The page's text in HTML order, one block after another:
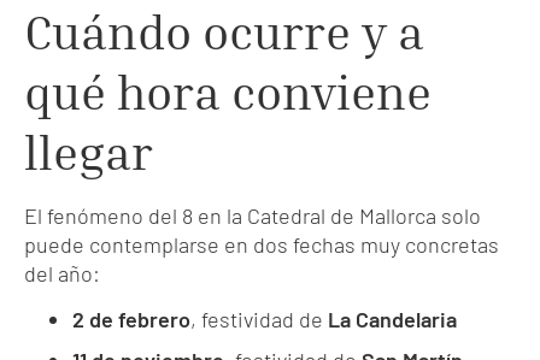
Cuándo ocurre y a
qué hora conviene
llegar
El fenómeno del 8 en la Catedral de Mallorca solo
puede contemplarse en dos fechas muy concretas
del año:
2 de febrero, festividad de La Candelaria